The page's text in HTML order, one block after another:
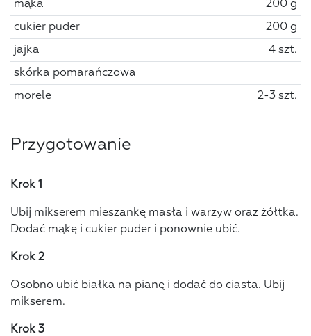
mąka 200 g
cukier puder 200 g
jajka 4 szt.
skórka pomarańczowa
morele 2-3 szt.
Przygotowanie
Krok 1
Ubij mikserem mieszankę masła i warzyw oraz żółtka.
Dodać mąkę i cukier puder i ponownie ubić.
Krok 2
Osobno ubić białka na pianę i dodać do ciasta. Ubij
mikserem.
Krok 3